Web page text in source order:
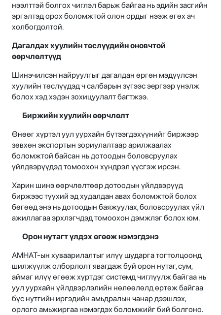
нээлттэй болгох чиглэл барьж байгаа нь эдийн засгийн
эргэлтэд орох боломжтой олон ордыг нээж өгөх ач
холбогдолтой.
Дагалдах хуулийн төслүүдийн оновчтой
өөрчлөлтүүд
Шинэчилсэн найруулгыг дагалдан өргөн мэдүүлсэн
хуулийн төслүүдэд ч салбарын зүгээс эергээр үнэлж
болох хэд хэдэн зохицуулалт багтжээ.
Биржийн хуулийн өөрчлөлт
Өнөөг хүртэл уул уурхайн бүтээгдэхүүнийг биржээр
зөвхөн экспортын зориулалтаар арилжаалах
боломжтой байсан нь дотоодын боловсруулах
үйлдвэрүүдэд томоохон хүндрэл үүсгэж ирсэн.
Харин шинэ өөрчлөлтөөр дотоодын үйлдвэрүүд
биржээс түүхий эд худалдан авах боломжтой болох
бөгөөд энэ нь дотоодын баяжуулах, боловсруулах үйл
ажиллагаа эрхлэгчдэд томоохон дэмжлэг болох юм.
Орон нутагт үлдэх өгөөж нэмэгдэнэ
АМНАТ-ын хуваарилалтыг илүү шударга тогтолцоонд
шилжүүлж олборлолт явагдаж буй орон нутаг, сум,
аймаг илүү өгөөж хүртдэг системд чиглүүлж байгаа нь
уул уурхайн үйлдвэрлэлийн нөлөөлөлд өртөж байгаа
бүс нутгийн иргэдийн амьдралын чанар дээшлэх,
орлого амьжиргаа нэмэгдэх боломжийг бий болгоно.